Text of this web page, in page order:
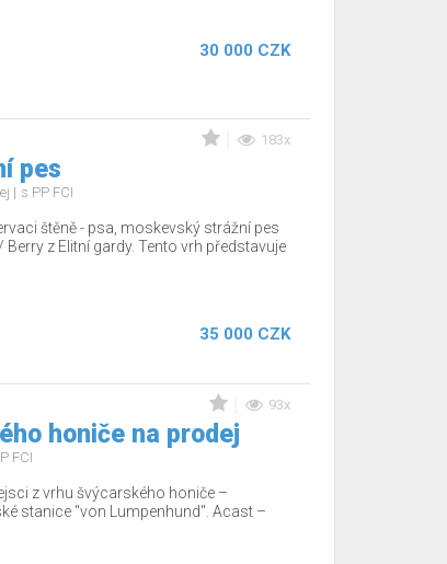
30 000 CZK
183x
pes
s PP FCI
štěně - psa, moskevský strážní pes
z Elitní gardy. Tento vrh představuje
35 000 CZK
93x
honiče na prodej
FCI
z vrhu švýcarského honiče –
stanice "von Lumpenhund". Acast –